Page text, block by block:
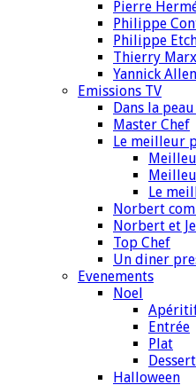
Pierre
Philippe
Philippe
Thierry Marx
Yannick
Emissions TV
Dans la
Master Chef
Le meilleur
Le
Norbert
Norbert et
Top Chef
Un diner
Evenements
Noel
Entrée
Plat
Dessert
Halloween